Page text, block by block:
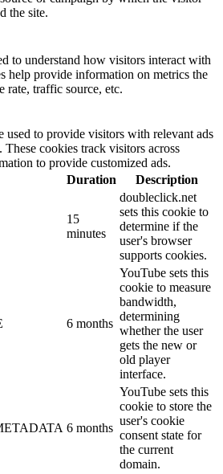
the site.
to understand how visitors interact with
help provide information on metrics the
rate, traffic source, etc.
used to provide visitors with relevant ads
cookies track visitors across
to provide customized ads.
Duration Description
15
minutes
doubleclick.net
sets this cookie to
determine if the
user's browser
supports cookies.
6 months
YouTube sets this
cookie to measure
bandwidth,
determining
whether the user
gets the new or
old player
interface.
6 months
YouTube sets this
cookie to store the
user's cookie
consent state for
the current
domain.